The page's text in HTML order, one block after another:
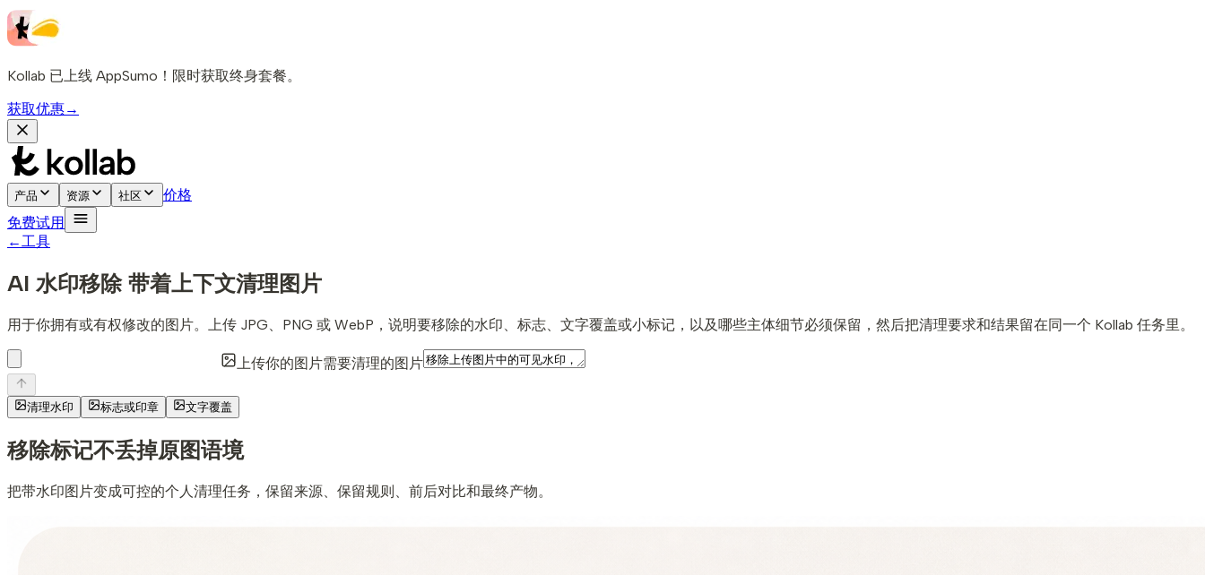
Kollab 已上线 AppSumo！限时获取终身套餐。
获取优惠→
产品 资源 社区
价格
免费试用
←工具
AI 水印移除 带着上下文清理图片
用于你拥有或有权修改的图片。上传 JPG、PNG 或 WebP，说明要移除的水印、标志、文字覆盖或小标记，以及哪些主体细节必须保留，然后把清理要求和结果留在同一个 Kollab 任务里。
上传你的图片需要清理的图片
清理水印 标志或印章 文字覆盖
移除标记不丢掉原图语境
把带水印图片变成可控的个人清理任务，保留来源、保留规则、前后对比和最终产物。